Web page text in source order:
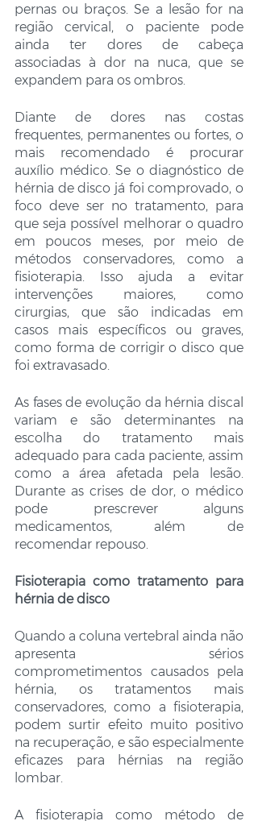
pernas ou braços. Se a lesão for na
região cervical, o paciente pode
ainda ter dores de cabeça
associadas à dor na nuca, que se
expandem para os ombros.
Diante de dores nas costas
frequentes, permanentes ou fortes, o
mais recomendado é procurar
auxílio médico. Se o diagnóstico de
hérnia de disco já foi comprovado, o
foco deve ser no tratamento, para
que seja possível melhorar o quadro
em poucos meses, por meio de
métodos conservadores, como a
fisioterapia. Isso ajuda a evitar
intervenções maiores, como
cirurgias, que são indicadas em
casos mais específicos ou graves,
como forma de corrigir o disco que
foi extravasado.
As fases de evolução da hérnia discal
variam e são determinantes na
escolha do tratamento mais
adequado para cada paciente, assim
como a área afetada pela lesão.
Durante as crises de dor, o médico
pode prescrever alguns
medicamentos, além de
recomendar repouso.
Fisioterapia como tratamento para
hérnia de disco
Quando a coluna vertebral ainda não
apresenta sérios
comprometimentos causados pela
hérnia, os tratamentos mais
conservadores, como a fisioterapia,
podem surtir efeito muito positivo
na recuperação, e são especialmente
eficazes para hérnias na região
lombar.
A fisioterapia como método de